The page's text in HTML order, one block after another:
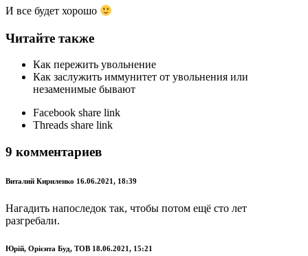
И все будет хорошо
Читайте также
Как пережить увольнение
Как заслужить иммунитет от увольнения или
незаменимые бывают
Facebook share link
Threads share link
9 комментариев
Виталий Кириленко 16.06.2021, 18:39
Нагадить напоследок так, чтобы потом ещё сто лет
разгребали.
Юрій, Орієнта Буд, ТОВ 18.06.2021, 15:21